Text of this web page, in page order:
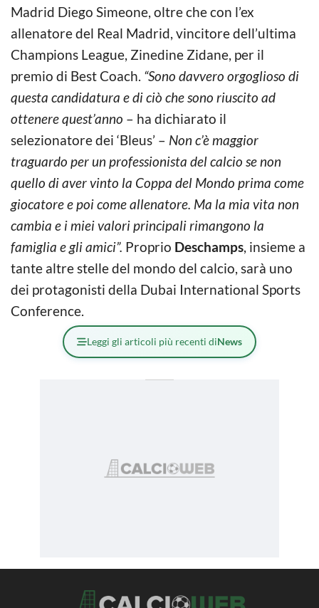
Madrid Diego Simeone, oltre che con l’ex
allenatore del Real Madrid, vincitore dell’ultima
Champions League, Zinedine Zidane, per il
premio di Best Coach. “Sono davvero orgoglioso di
questa candidatura e di ciò che sono riuscito ad
ottenere quest’anno – ha dichiarato il
selezionatore dei ‘Bleus’ – Non c’è maggior
traguardo per un professionista del calcio se non
quello di aver vinto la Coppa del Mondo prima come
giocatore e poi come allenatore. Ma la mia vita non
cambia e i miei valori principali rimangono la
famiglia e gli amici”. Proprio Deschamps, insieme a
tante altre stelle del mondo del calcio, sarà uno
dei protagonisti della Dubai International Sports
Conference.
Leggi gli articoli più recenti diNews